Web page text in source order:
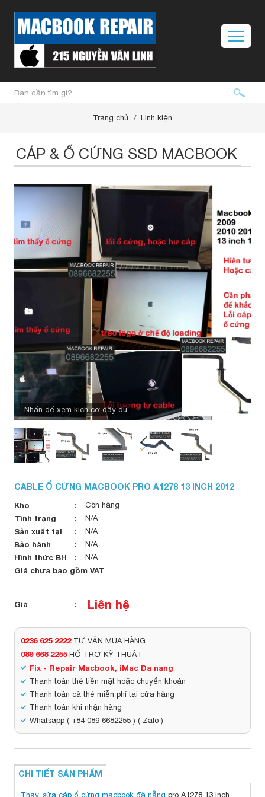
Trang chủ Linh kiện
CÁP & Ổ CỨNG SSD MACBOOK
Nhấn để xem kích cỡ đầy đủ
CABLE Ổ CỨNG MACBOOK PRO A1278 13 INCH 2012
Kho Còn hàng
Tình trạng N/A
Sản xuất tại N/A
Bảo hành N/A
Hình thức BH N/A
Giá chưa bao gồm VAT
Giá Liên hệ
0236 625 2222 TƯ VẤN MUA HÀNG
089 668 2255HỔ TRỢ KỸ THUẬT
Fix - Repair Macbook, iMac Da nang
Thanh toán thẻ tiền mặt hoặc chuyển khoản
Thanh toán cà thẻ miễn phí tại cửa hàng
Thanh toán khi nhận hàng
Whatsapp ( +84 089 6682255 ) ( Zalo )
CHI TIẾT SẢN PHẨM
Thay, sửa cáp ổ cứng macbook đà nẵng pro A1278 13 inch